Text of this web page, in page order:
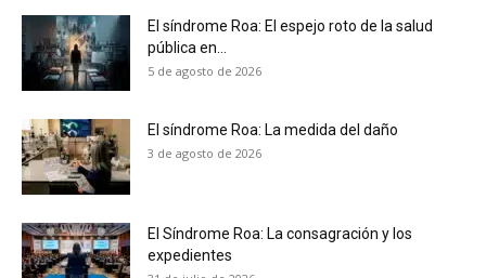
El síndrome Roa: El espejo roto de la salud
pública en...
5 de agosto de 2026
El síndrome Roa: La medida del daño
3 de agosto de 2026
El Síndrome Roa: La consagración y los
expedientes